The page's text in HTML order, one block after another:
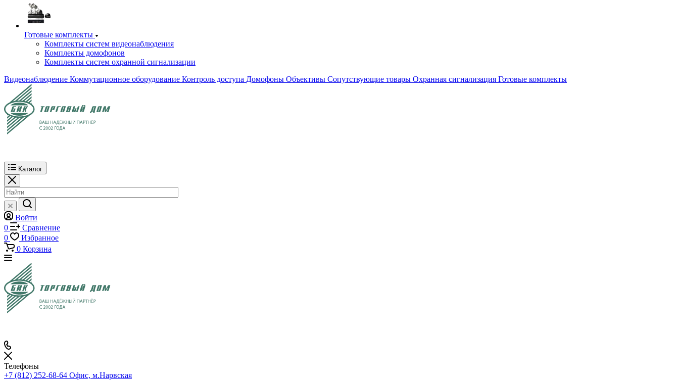
Готовые комплекты
Комплекты систем видеонаблюдения
Комплекты домофонов
Комплекты систем охранной сигнализации
Видеонаблюдение Коммутационное оборудование Контроль доступа Домофоны Объективы Сопутствующие товары Охранная сигнализация Готовые комплекты
Каталог
Войти
0
Сравнение
0
Избранное
0 Корзина
Телефоны
+7 (812) 252-68-64 Офис, м.Нарвская